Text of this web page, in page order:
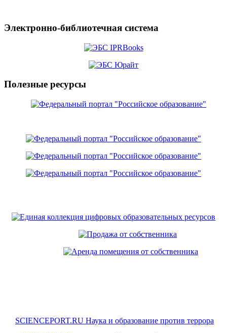
Электронно-библиотечная система
Полезные ресурсы
SCIENCEPORT.RU Наука и образование против террора